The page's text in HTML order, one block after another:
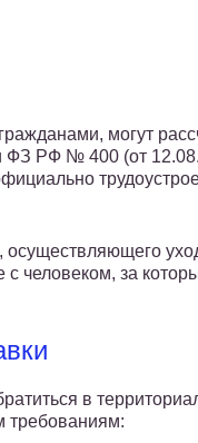
гражданами, могут
ФЗ РФ № 400 (от
осуществляющего
с человеком, за
в
требованиям: